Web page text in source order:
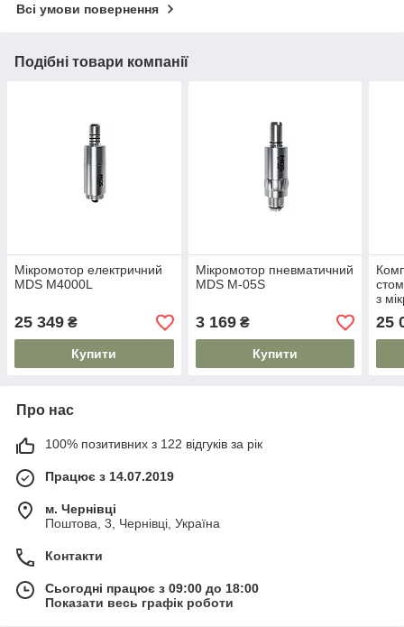
Всі умови повернення
Подібні товари компанії
Мікромотор електричний
MDS M4000L
25 349 ₴
Купити
Мікромотор пневматичний
MDS M-05S
3 169₴
Купити
з
25
Про нас
100% позитивних з 122 відгуків за рік
Працює з 14.07.2019
м. Чернівці
Поштова, 3, Чернівці, Україна
Контакти
Сьогодні працює з 09:00 до 18:00
Показати весь графік роботи